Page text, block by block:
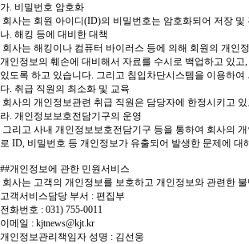
가. 비밀번호 암호화
회사는 회원 아이디(ID)의 비밀번호는 암호화되어 저장
나. 해킹 등에 대비한 대책
회사는 해킹이나 컴퓨터 바이러스 등에 의해 회원의 개인
개인정보의 훼손에 대비해서 자료를 수시로 백업하고 있
있도록 하고 있습니다. 그리고 침입차단시스템을 이용하
다. 취급 직원의 최소화 및 교육
회사의 개인정보관련 취급 직원은 담당자에 한정시키고
라. 개인정보보호전담기구의 운영
그리고 사내 개인정보보호전담기구 등을 통하여 회사의
로 ID, 비밀번호 등 개인정보가 유출되어 발생한 문제에
##개인정보에 관한 민원서비스
회사는 고객의 개인정보를 보호하고 개인정보와 관련한
고객서비스담당 부서 : 편집부
전화번호 : 031) 755-0011
이메일 : kjtnews@kjt.kr
개인정보관리책임자 성명 : 김선웅